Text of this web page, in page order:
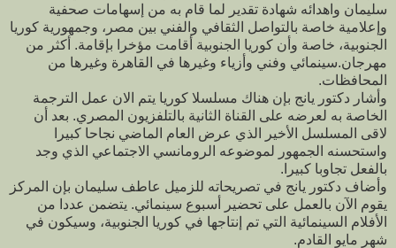
سليمان واهدائه شهادة تقدير لما قام به من إسهامات صحفية
وإعلامية خاصة بالتواصل الثقافي والفني بين مصر، وجمهورية كوريا
الجنوبية، خاصة وأن كوريا الجنوبية أقامت مؤخرا بإقامة. أكثر من
مهرجان.سينمائي وفني وأزياء وغيرها في القاهرة وغيرها من
المحافظات.
وأشار دكتور يانج بإن هناك مسلسلا كوريا يتم الان عمل الترجمة
الخاصة به لعرضه على القناة الثانية بالتلفزيون المصري. بعد أن
لاقى المسلسل الأخير الذي عرض العام الماضي نجاحا كبيرا
واستحسنه الجمهور لموضوعه الرومانسي الاجتماعي الذي وجد
بالفعل تجاوبا كبيرا.
وأضاف دكتور يانج في تصريحاته للزميل عاطف سليمان بإن المركز
يقوم الآن بالعمل على تحضير أسبوع سينمائي. يتضمن عددا من
الأفلام السينمائية التي تم إنتاجها في كوريا الجنوبية، وسيكون في
شهر مايو القادم.